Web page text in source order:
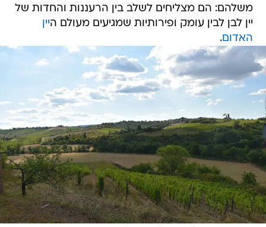
משלהם: הם מצליחים לשלב בין הרעננות והחדות של
יין לבן לבין עומק ופירותיות שמגיעים מעולם היין
האדום.